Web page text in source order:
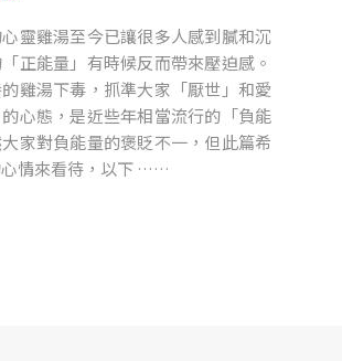
靈雞湯至今已讓很多人感到膩和沉
正能量」有時候反而帶來壓迫感。
雞湯下毒，抓準大家「厭世」和愛
心態，是近些年相當流行的「負能
家對負能量的褒貶不一，但此篇希
情來看待，以下 ……